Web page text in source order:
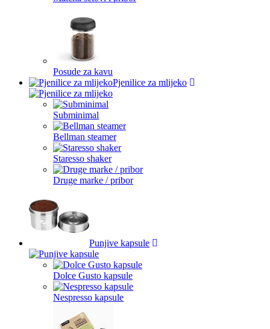
Posude za kavu
Pjenilice za mlijeko
Subminimal
Bellman steamer
Staresso shaker
Druge marke / pribor
Punjive kapsule
Dolce Gusto kapsule
Nespresso kapsule